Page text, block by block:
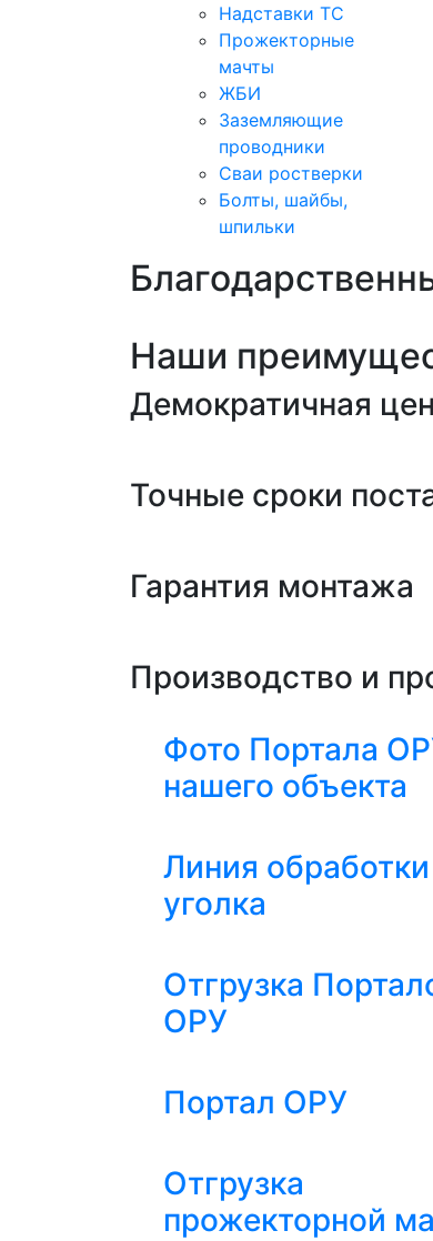
Надставки ТС
Прожекторные
мачты
ЖБИ
Заземляющие
проводники
Сваи ростверки
Болты, шайбы,
шпильки
Наши
Демократичная
Точные сроки
Гарантия монтажа
Производство и
Фото Портала
нашего объекта
Линия обработки
уголка
Отгрузка
ОРУ
Портал ОРУ
Отгрузка
прожекторной